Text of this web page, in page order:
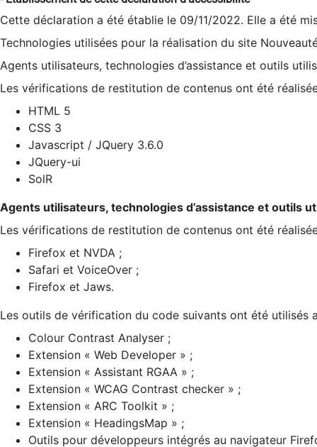
Cette déclaration a été établie le 09/11/2022. Elle a été
Technologies utilisées pour la réalisation du site
Agents utilisateurs, technologies d’assistance et outils
Les vérifications de restitution de contenus ont été
HTML 5
CSS 3
Javascript / JQuery 3.6.0
JQuery-ui
SolR
Agents utilisateurs, technologies d’assistance et outils
Les vérifications de restitution de contenus ont été
Firefox et NVDA ;
Safari et VoiceOver ;
Firefox et Jaws.
Les outils de vérification du code suivants ont été utilisés
Colour Contrast Analyser ;
Extension « Web Developer » ;
Extension « Assistant RGAA » ;
Extension « WCAG Contrast checker » ;
Extension « ARC Toolkit » ;
Extension « HeadingsMap » ;
Outils pour développeurs intégrés au navigateur